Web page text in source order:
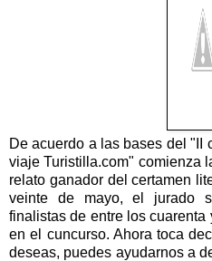
De acuerdo a las bases del "II
viaje Turistilla.com" comienza
relato ganador del certamen
veinte de mayo, el jurado
finalistas de entre los
en el cuncurso. Ahora toca
deseas, puedes ayudarnos a